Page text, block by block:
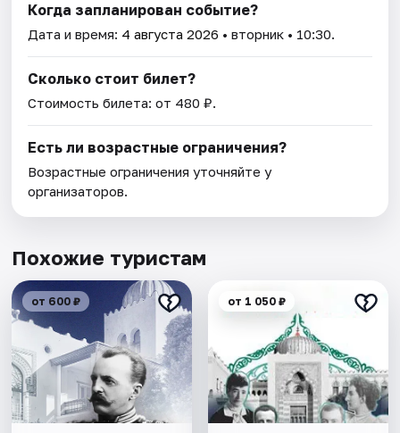
Когда запланирован событие?
Дата и время: 4 августа 2026 • вторник • 10:30.
Сколько стоит билет?
Стоимость билета: от 480 ₽.
Есть ли возрастные ограничения?
Возрастные ограничения уточняйте у
организаторов.
Похожие туристам
от 600 ₽ от 1 050 ₽